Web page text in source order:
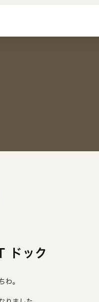
ドック
わ。